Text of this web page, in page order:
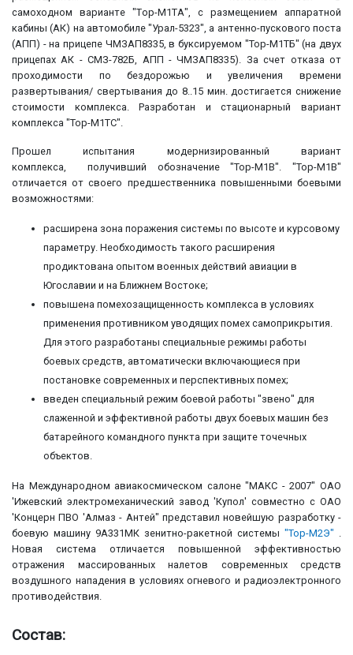
самоходном варианте "Tор-M1ТА", с размещением аппаратной
кабины (АК) на автомобиле "Урал-5323", а антенно-пускового поста
(АПП) - на прицепе ЧМЗАП8335, в буксируемом "Тор-М1ТБ" (на двух
прицепах АК - СМЗ-782Б, АПП - ЧМЗАП8335). За счет отказа от
проходимости по бездорожью и увеличения времени
развертывания/ свертывания до 8..15 мин. достигается снижение
стоимости комплекса. Разработан и стационарный вариант
комплекса "Top-M1TC".
Прошел испытания модернизированный вариант
комплекса, получивший обозначение "Тор-М1В". "Тор-М1В"
отличается от своего предшественника повышенными боевыми
возможностями:
расширена зона поражения системы по высоте и курсовому
параметру. Необходимость такого расширения
продиктована опытом военных действий авиации в
Югославии и на Ближнем Востоке;
повышена помехозащищенность комплекса в условиях
применения противником уводящих помех самоприкрытия.
Для этого разработаны специальные режимы работы
боевых средств, автоматически включающиеся при
постановке современных и перспективных помех;
введен специальный режим боевой работы "звено" для
слаженной и эффективной работы двух боевых машин без
батарейного командного пункта при защите точечных
объектов.
На Международном авиакосмическом салоне "МАКС - 2007" ОАО
'Ижевский электромеханический завод 'Купол' совместно с ОАО
'Концерн ПВО 'Алмаз - Антей" представил новейшую разработку -
боевую машину 9А331МК зенитно-ракетной системы "Тор-М2Э" .
Новая система отличается повышенной эффективностью
отражения массированных налетов современных средств
воздушного нападения в условиях огневого и радиоэлектронного
противодействия.
Состав: